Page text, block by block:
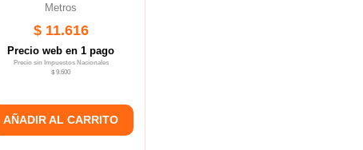
Metros
$ 11.616
Precio web en 1 pago
Precio sin Impuestos Nacionales
$ 9.600
AÑADIR AL CARRITO